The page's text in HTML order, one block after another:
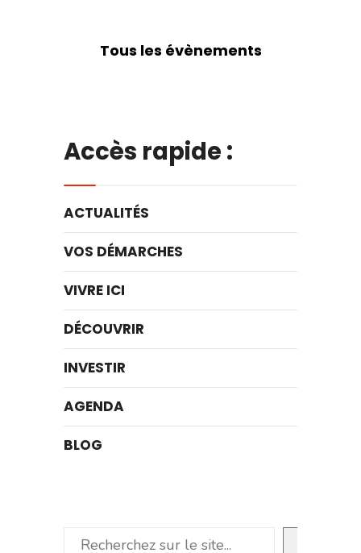
Tous les évènements
Accès rapide :
ACTUALITÉS
VOS DÉMARCHES
VIVRE ICI
DÉCOUVRIR
INVESTIR
AGENDA
BLOG
Rechercher